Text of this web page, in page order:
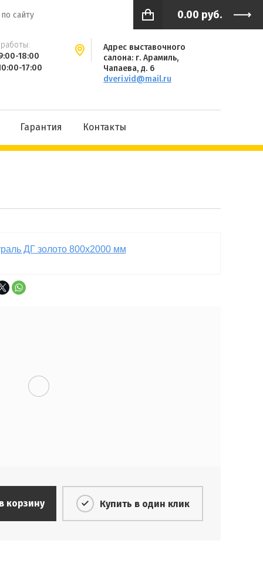
0.00 руб.
18:00
17:00
Адрес выставочного
салона: г. Арамиль,
Чапаева, д. 6
dveri.vid@mail.ru
Гарантия Контакты
корзину Купить в один клик